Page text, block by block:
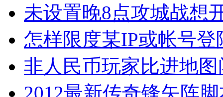
未设置晚8点攻城战想
怎样限度某IP或帐号
非人民币玩家比进地
2012最新传奇锋矢阵